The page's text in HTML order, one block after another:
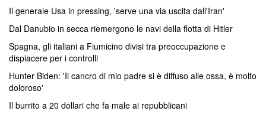
Il generale Usa in pressing, 'serve una via uscita dall'Iran'
Dal Danubio in secca riemergono le navi della flotta di Hitler
Spagna, gli italiani a Fiumicino divisi tra preoccupazione e
dispiacere per i controlli
Hunter Biden: 'Il cancro di mio padre si è diffuso alle ossa, è molto
doloroso'
Il burrito a 20 dollari che fa male ai repubblicani